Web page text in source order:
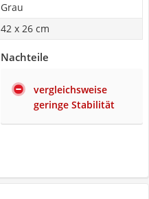
Grau
42 x 26 cm
Nachteile
vergleichsweise
geringe Stabilität